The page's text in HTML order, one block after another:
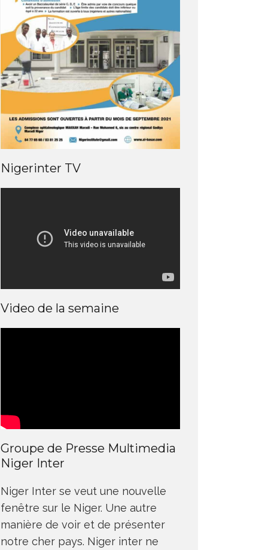
Nigerinter TV
Video de la semaine
Groupe de Presse Multimedia
Niger Inter
Niger Inter se veut une nouvelle
fenêtre sur le Niger. Une autre
manière de voir et de présenter
notre cher pays. Niger inter ne